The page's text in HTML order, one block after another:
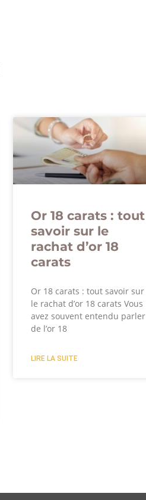
Or 18 carats : tout
savoir sur le
rachat d’or 18
carats
Or 18 carats : tout savoir sur
le rachat d’or 18 carats Vous
avez souvent entendu parler
de l’or 18
LIRE LA SUITE